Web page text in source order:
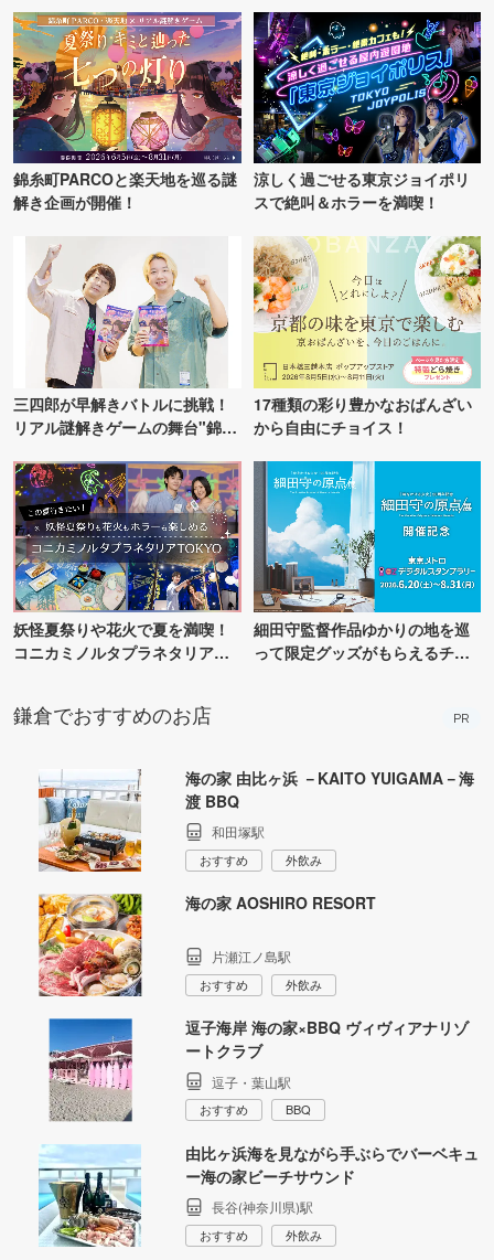
錦糸町PARCOと楽天地を巡る謎
解き企画が開催！
涼しく過ごせる東京ジョイポリ
スで絶叫＆ホラーを満喫！
三四郎が早解きバトルに挑戦！
リアル謎解きゲームの舞台"錦糸
17種類の彩り豊かなおばんざい
から自由にチョイス！
妖怪夏祭りや花火で夏を満喫！
コニカミノルタプラネタリア
細田守監督作品ゆかりの地を巡
って限定グッズがもらえるチャ
鎌倉でおすすめのお店 PR
海の家 由比ヶ浜 －KAITO YUIGAMA－海
渡 BBQ
和田塚駅
おすすめ 外飲み
海の家 AOSHIRO RESORT
片瀬江ノ島駅
おすすめ 外飲み
逗子海岸 海の家×BBQ ヴィヴィアナリゾ
ートクラブ
逗子・葉山駅
おすすめ BBQ
由比ヶ浜海を見ながら手ぶらでバーベキュ
ー海の家ビーチサウンド
長谷(神奈川県)駅
おすすめ 外飲み